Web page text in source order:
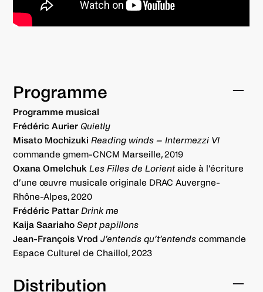
Programme
Programme musical
Frédéric Aurier Quietly
Misato MochizukiReading winds – Intermezzi VI
commande gmem-CNCM Marseille, 2019
Oxana OmelchukLes Filles de Lorientaide à l’écriture
d’une œuvre musicale originale DRAC Auvergne-
Rhône-Alpes, 2020
Frédéric PattarDrink me
Kaija SaariahoSept papillons
Jean-François VrodJ’entends qu’t’entendscommande
Espace Culturel de Chaillol, 2023
Distribution